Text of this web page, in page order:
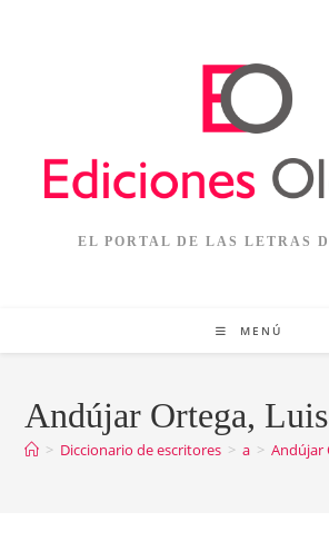
EL PORTAL DE LAS LETRAS
MENÚ
Andújar Ortega, Luis
> Diccionario de escritores > a > Andújar